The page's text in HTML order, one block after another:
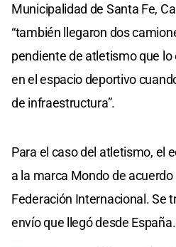
Municipalidad de Santa Fe,
“también llegaron dos
pendiente de atletismo que
en el espacio deportivo
de infraestructura”.
Para el caso del atletismo, el
a la marca Mondo de
Federación Internacional. Se
envío que llegó desde España.